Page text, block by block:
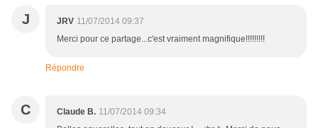
J JRV 11/07/2014 09:37
Merci pour ce partage...c'est vraiment magnifique!!!!!!!!!
Répondre
C Claude B. 11/07/2014 09:34